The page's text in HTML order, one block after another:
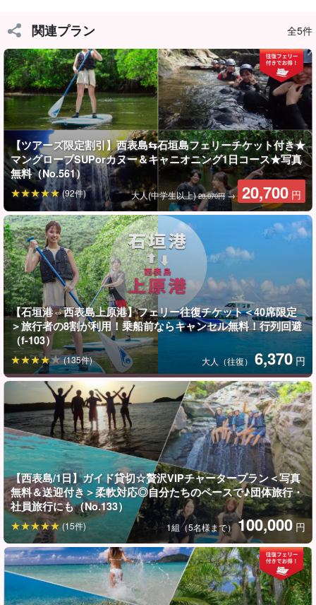
少人数から団体旅行まで、様々なシチュエーションでお楽しみい
ただけます。
こんな方に...
◆大切な思い出作りをプライベートで行いたい方
◆自分たちだけではしゃぎまくりたい方
◆卒業旅行や家族旅行など、大人数で西表島行く方
◆初めての西表島で不安！ガイドに付きっきりでサポートし
て欲しい方
ご旅行の記念や特別な日に、思いっきり楽しみたいからこそ、大
切な時間だからこそ「貸し切り」で最高の思い出を☆
関連プラン 全5件
【ツアーズ限定割引】西表島⇆石垣島フェリーチケット付き★
マングローブSUPorカヌー＆キャニオニング1日コース★写真
無料（No.561）
大人(中学生以上)28,070円→ 20,700 円
(92件)
【石垣港⇔西表島上原港】フェリー往復チケット＜40席限定
＞旅行者の8割が利用！乗船前ならキャンセル無料！行列回避
（f-103）
大人（往復） 6,370 円
(135件)
【西表島/1日】ガイド貸切☆贅沢VIPチャータープラン＜写真
無料＆送迎付き＞柔軟対応◎自分たちのペースで♪団体旅行・
社員旅行にも（No.133）
1組（5名様まで）100,000 円
(15件)